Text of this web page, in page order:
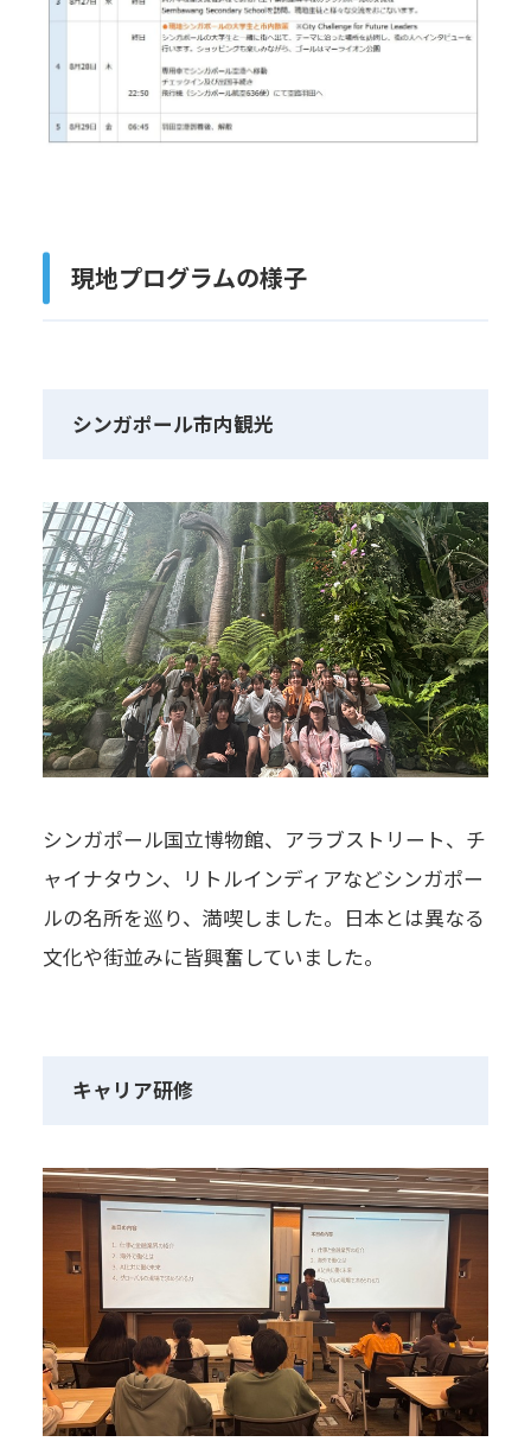
現地プログラムの様子
シンガポール市内観光
シンガポール国立博物館、アラブストリート、チ
ャイナタウン、リトルインディアなどシンガポー
ルの名所を巡り、満喫しました。日本とは異なる
文化や街並みに皆興奮していました。
キャリア研修